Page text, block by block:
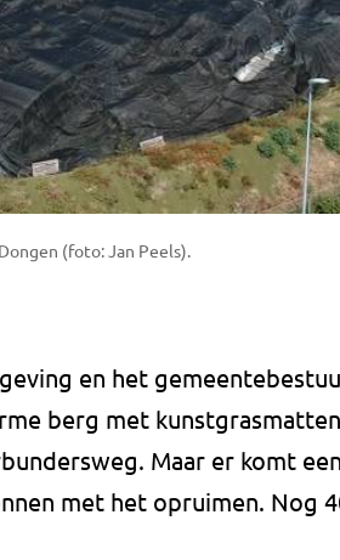
(foto: Jan Peels).
en het
berg met
Maar er komt
met het opruimen. Nog